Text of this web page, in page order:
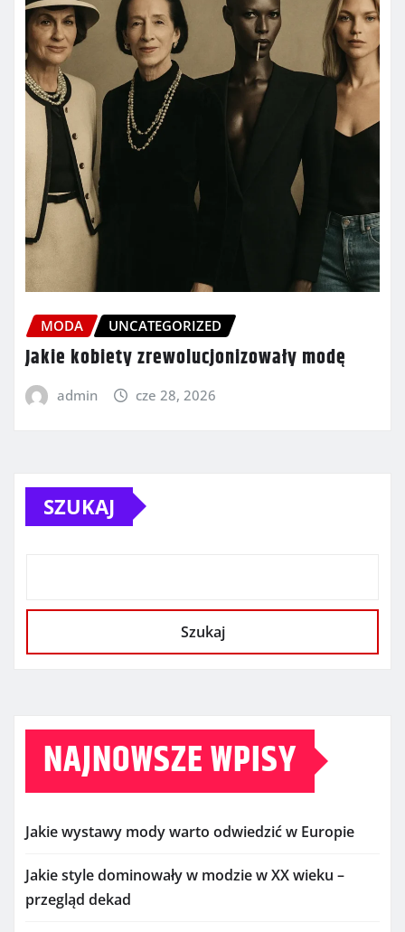
MODA UNCATEGORIZED
Jakie kobiety zrewolucjonizowały modę
admin cze 28, 2026
SZUKAJ
Szukaj
NAJNOWSZE WPISY
Jakie wystawy mody warto odwiedzić w Europie
Jakie style dominowały w modzie w XX wieku –
przegląd dekad